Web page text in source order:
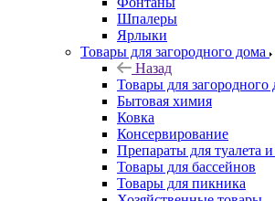
Шпалеры
Ярлыки
Товары для загородного дома
Назад
Товары для загородного
Бытовая химия
Ковка
Консервирование
Препараты для туалета
Товары для бассейнов
Товары для пикника